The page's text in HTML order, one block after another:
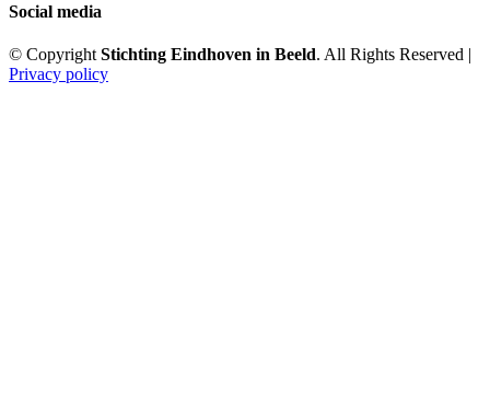
Social media
© Copyright Stichting Eindhoven in Beeld. All Rights Reserved |
Privacy policy